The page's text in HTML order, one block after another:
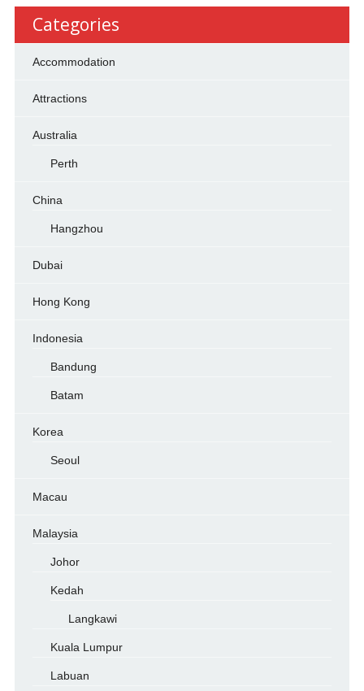
Categories
Accommodation
Attractions
Australia
Perth
China
Hangzhou
Dubai
Hong Kong
Indonesia
Bandung
Batam
Korea
Seoul
Macau
Malaysia
Johor
Kedah
Langkawi
Kuala Lumpur
Labuan